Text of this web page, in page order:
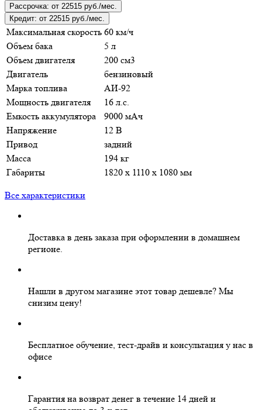
Рассрочка: от 22515 руб./мес.
Кредит: от 22515 руб./мес.
Максимальная скорость 60 км/ч
Объем бака
5 л
Объем двигателя
200 см3
Двигатель
бензиновый
Марка топлива
АИ-92
Мощность двигателя
16 л.с.
Емкость аккумулятора
9000 мАч
Напряжение
12 В
Привод
задний
Масса
194 кг
Габариты
1820 х 1110 х 1080 мм
Все характеристики
Доставка в день заказа при оформлении в домашнем
регионе.
Нашли в другом магазине этот товар дешевле? Мы
снизим цену!
Бесплатное обучение, тест-драйв и консультация у нас в
офисе
Гарантия на возврат денег в течение 14 дней и